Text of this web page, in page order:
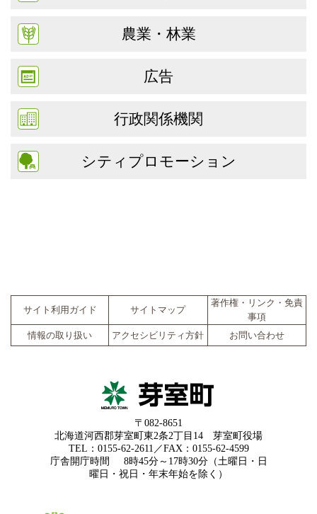
農業・林業
広告
行政関係機関
シティプロモーション
サイト利用ガイド サイトマップ
著作権・リンク・免責
事項
情報の取り扱い
アクセシビリティ方針 お問い合わせ
〒082-8651
北海道河西郡芽室町東2条2丁目14 芽室町役場
TEL：0155-62-2611／FAX：0155-62-4599
庁舎開庁時間
8時45分～17時30分（土曜日・日
曜日・祝日・年末年始を除く）